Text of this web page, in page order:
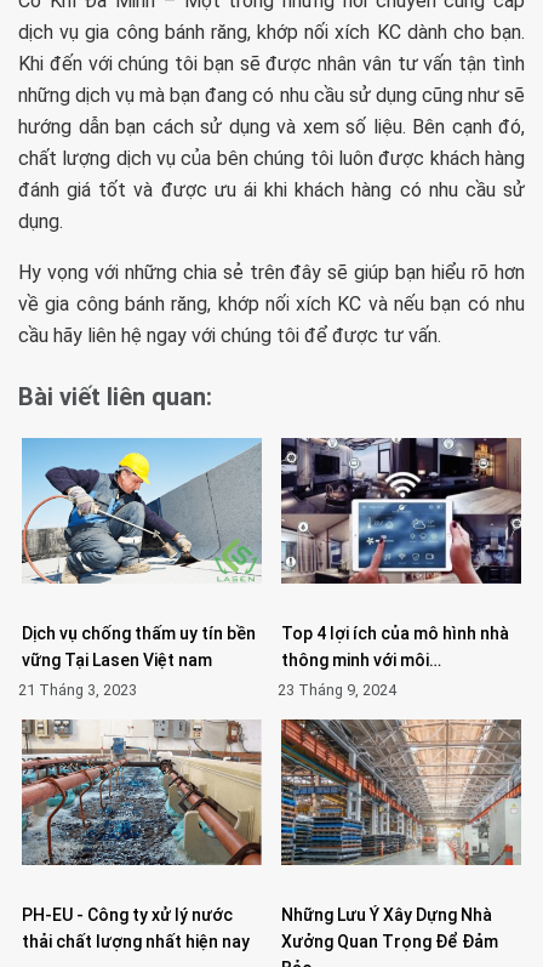
dịch vụ gia công bánh răng, khớp nối xích KC dành cho bạn.
Khi đến với chúng tôi bạn sẽ được nhân vân tư vấn tận tình
những dịch vụ mà bạn đang có nhu cầu sử dụng cũng như sẽ
hướng dẫn bạn cách sử dụng và xem số liệu. Bên cạnh đó,
chất lượng dịch vụ của bên chúng tôi luôn được khách hàng
đánh giá tốt và được ưu ái khi khách hàng có nhu cầu sử
dụng.
Hy vọng với những chia sẻ trên đây sẽ giúp bạn hiểu rõ hơn
về gia công bánh răng, khớp nối xích KC và nếu bạn có nhu
cầu hãy liên hệ ngay với chúng tôi để được tư vấn.
Bài viết liên quan:
Dịch vụ chống thấm uy tín bền
vững Tại Lasen Việt nam
21 Tháng 3, 2023
Top 4 lợi ích của mô hình nhà
thông minh với môi…
23 Tháng 9, 2024
PH-EU - Công ty xử lý nước
thải chất lượng nhất hiện nay
Những Lưu Ý Xây Dựng Nhà
Xưởng Quan Trọng Để Đảm